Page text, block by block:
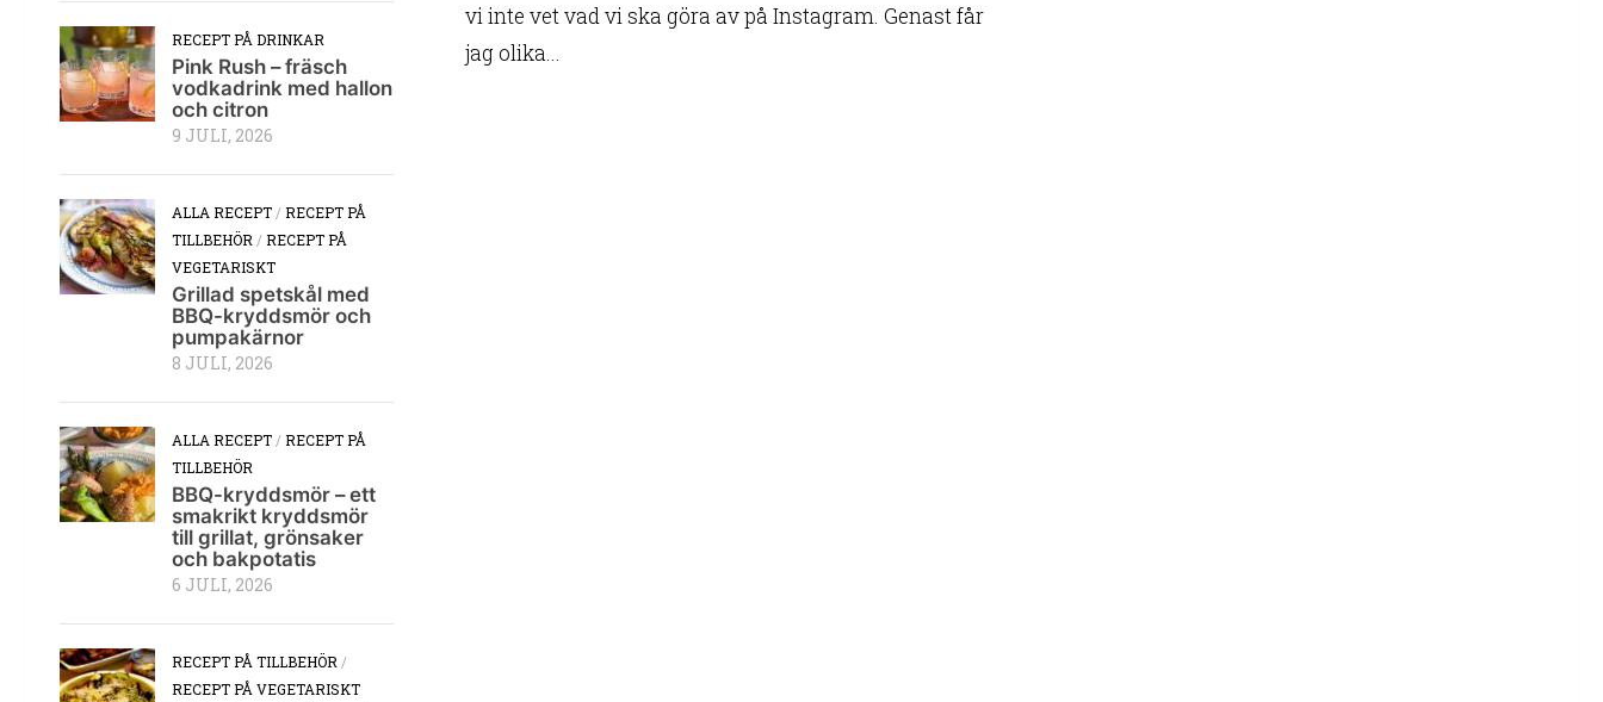
vi inte vet vad vi ska göra av på Instagram. Genast får
jag olika...
RECEPT PÅ DRINKAR
Pink Rush – fräsch
vodkadrink med hallon
och citron
9 JULI, 2026
ALLA RECEPT /RECEPT PÅ
TILLBEHÖR /RECEPT PÅ
VEGETARISKT
Grillad spetskål med
BBQ-kryddsmör och
pumpakärnor
8 JULI, 2026
ALLA RECEPT /RECEPT PÅ
TILLBEHÖR
BBQ-kryddsmör – ett
smakrikt kryddsmör
till grillat, grönsaker
och bakpotatis
6 JULI, 2026
RECEPT PÅ TILLBEHÖR /
RECEPT PÅ VEGETARISKT